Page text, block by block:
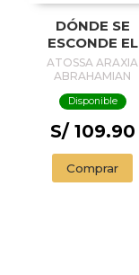
DÓNDE SE
ESCONDE EL
DINERO
ATOSSA ARAXIA
ABRAHAMIAN
Disponible
S/ 109.90
Comprar